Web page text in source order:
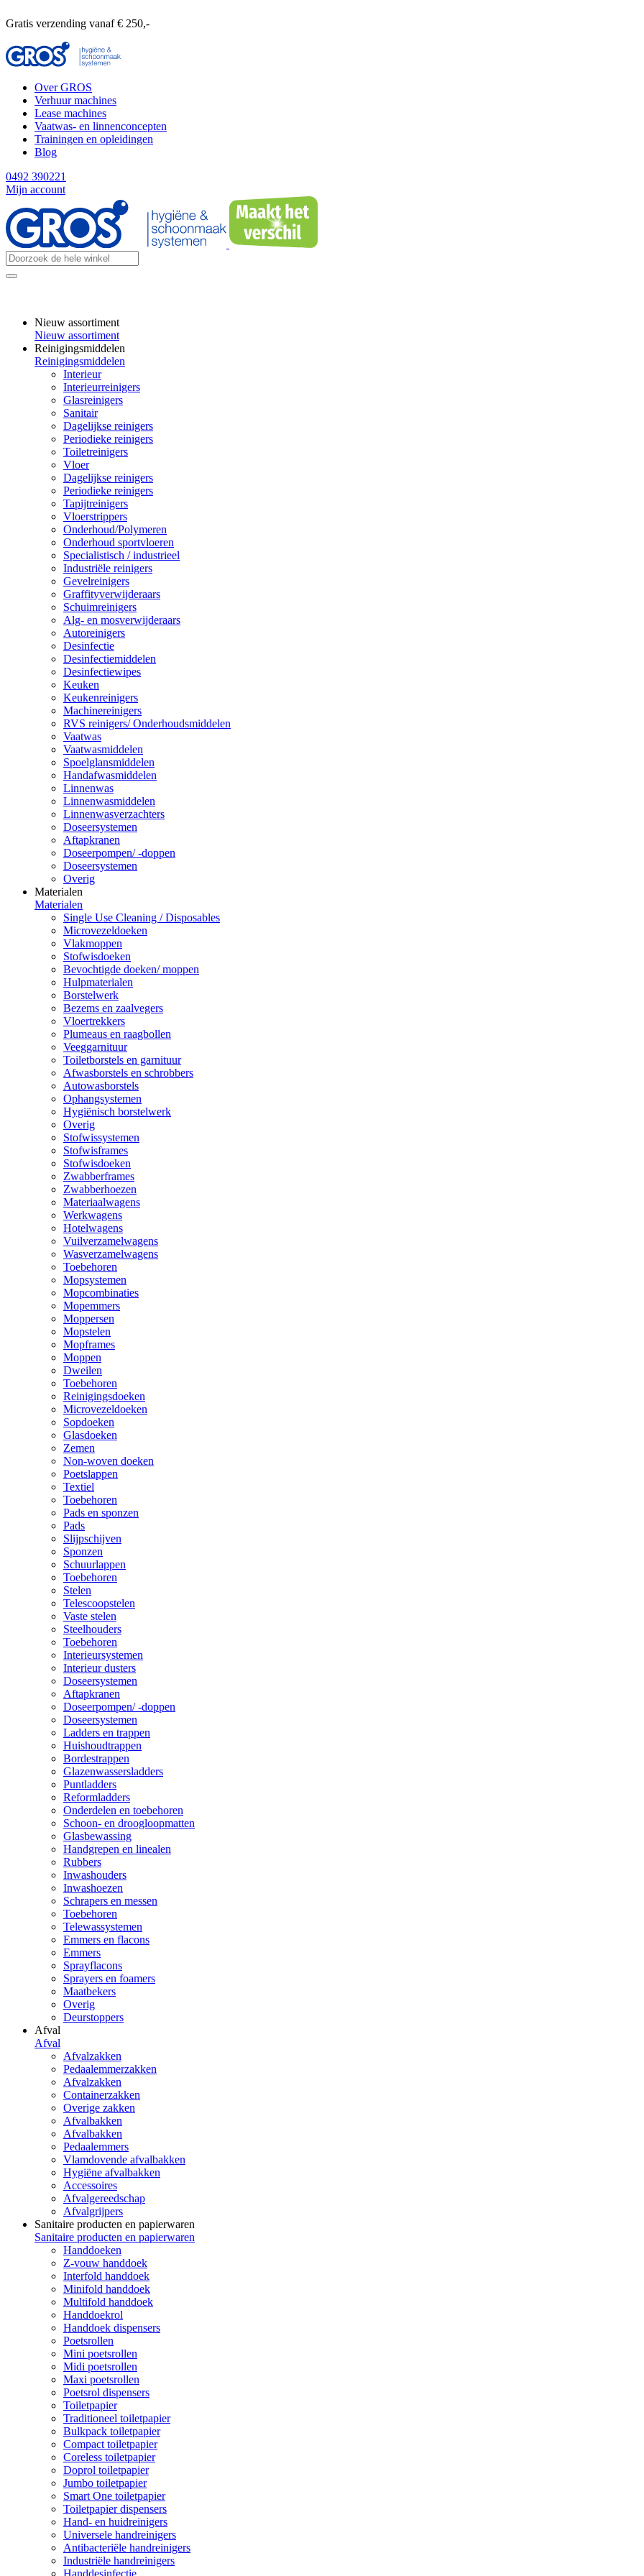
Gratis verzending vanaf € 250,-
Over GROS
Verhuur machines
Lease machines
Vaatwas- en linnenconcepten
Trainingen en opleidingen
Blog
0492 390221
Mijn account
Nieuw assortiment
Nieuw assortiment
Reinigingsmiddelen
Reinigingsmiddelen
Interieur
Interieurreinigers
Glasreinigers
Sanitair
Dagelijkse reinigers
Periodieke reinigers
Toiletreinigers
Vloer
Dagelijkse reinigers
Periodieke reinigers
Tapijtreinigers
Vloerstrippers
Onderhoud/Polymeren
Onderhoud sportvloeren
Specialistisch / industrieel
Industriële reinigers
Gevelreinigers
Graffityverwijderaars
Schuimreinigers
Alg- en mosverwijderaars
Autoreinigers
Desinfectie
Desinfectiemiddelen
Desinfectiewipes
Keuken
Keukenreinigers
Machinereinigers
RVS reinigers/ Onderhoudsmiddelen
Vaatwas
Vaatwasmiddelen
Spoelglansmiddelen
Handafwasmiddelen
Linnenwas
Linnenwasmiddelen
Linnenwasverzachters
Doseersystemen
Aftapkranen
Doseerpompen/ -doppen
Doseersystemen
Overig
Materialen
Materialen
Single Use Cleaning / Disposables
Microvezeldoeken
Vlakmoppen
Stofwisdoeken
Bevochtigde doeken/ moppen
Hulpmaterialen
Borstelwerk
Bezems en zaalvegers
Vloertrekkers
Plumeaus en raagbollen
Veeggarnituur
Toiletborstels en garnituur
Afwasborstels en schrobbers
Autowasborstels
Ophangsystemen
Hygiënisch borstelwerk
Overig
Stofwissystemen
Stofwisframes
Stofwisdoeken
Zwabberframes
Zwabberhoezen
Materiaalwagens
Werkwagens
Hotelwagens
Vuilverzamelwagens
Wasverzamelwagens
Toebehoren
Mopsystemen
Mopcombinaties
Mopemmers
Moppersen
Mopstelen
Mopframes
Moppen
Dweilen
Toebehoren
Reinigingsdoeken
Microvezeldoeken
Sopdoeken
Glasdoeken
Zemen
Non-woven doeken
Poetslappen
Textiel
Toebehoren
Pads en sponzen
Pads
Slijpschijven
Sponzen
Schuurlappen
Toebehoren
Stelen
Telescoopstelen
Vaste stelen
Steelhouders
Toebehoren
Interieursystemen
Interieur dusters
Doseersystemen
Aftapkranen
Doseerpompen/ -doppen
Doseersystemen
Ladders en trappen
Huishoudtrappen
Bordestrappen
Glazenwassersladders
Puntladders
Reformladders
Onderdelen en toebehoren
Schoon- en droogloopmatten
Glasbewassing
Handgrepen en linealen
Rubbers
Inwashouders
Inwashoezen
Schrapers en messen
Toebehoren
Telewassystemen
Emmers en flacons
Emmers
Sprayflacons
Sprayers en foamers
Maatbekers
Overig
Deurstoppers
Afval
Afval
Afvalzakken
Pedaalemmerzakken
Afvalzakken
Containerzakken
Overige zakken
Afvalbakken
Afvalbakken
Pedaalemmers
Vlamdovende afvalbakken
Hygiëne afvalbakken
Accessoires
Afvalgereedschap
Afvalgrijpers
Sanitaire producten en papierwaren
Sanitaire producten en papierwaren
Handdoeken
Z-vouw handdoek
Interfold handdoek
Minifold handdoek
Multifold handdoek
Handdoekrol
Handdoek dispensers
Poetsrollen
Mini poetsrollen
Midi poetsrollen
Maxi poetsrollen
Poetsrol dispensers
Toiletpapier
Traditioneel toiletpapier
Bulkpack toiletpapier
Compact toiletpapier
Coreless toiletpapier
Doprol toiletpapier
Jumbo toiletpapier
Smart One toiletpapier
Toiletpapier dispensers
Hand- en huidreinigers
Universele handreinigers
Antibacteriële handreinigers
Industriële handreinigers